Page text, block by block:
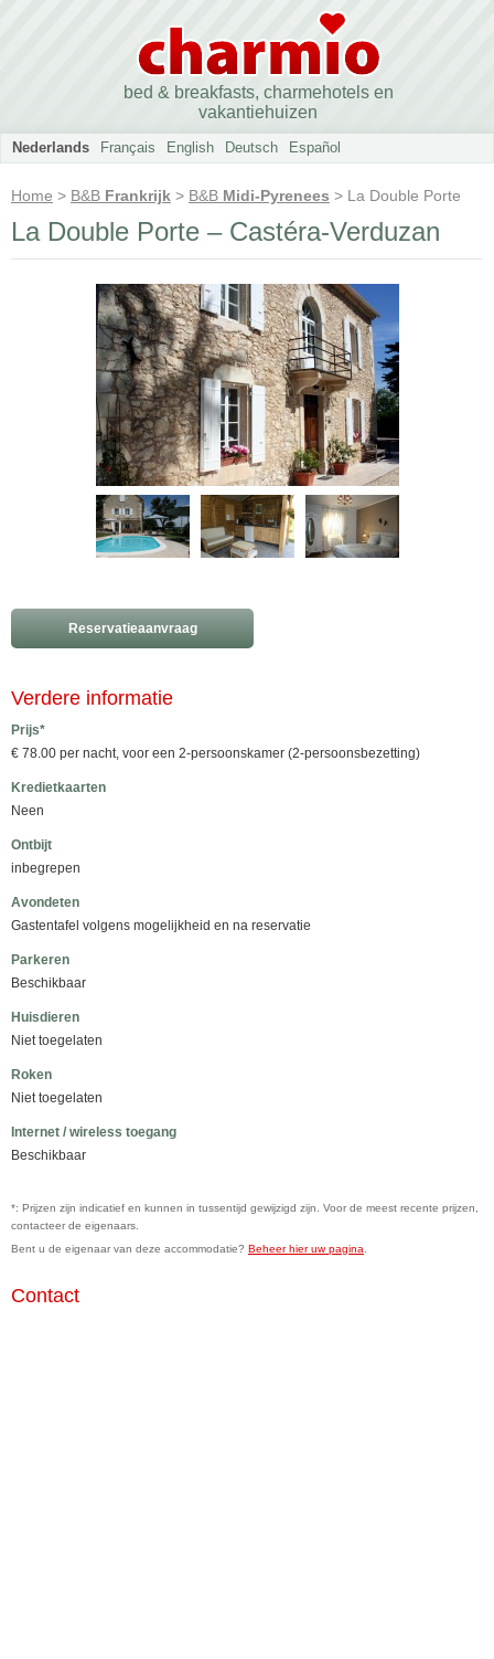
bed & breakfasts, charmehotels en
vakantiehuizen
Nederlands Français English Deutsch Español
Home > B&B Frankrijk > B&B Midi-Pyrenees > La Double Porte
La Double Porte – Castéra-Verduzan
Reservatieaanvraag
Verdere informatie
Prijs*
€ 78.00 per nacht, voor een 2-persoonskamer (2-persoonsbezetting)
Kredietkaarten
Neen
Ontbijt
inbegrepen
Avondeten
Gastentafel volgens mogelijkheid en na reservatie
Parkeren
Beschikbaar
Huisdieren
Niet toegelaten
Roken
Niet toegelaten
Internet / wireless toegang
Beschikbaar
*: Prijzen zijn indicatief en kunnen in tussentijd gewijzigd zijn. Voor de meest recente prijzen,
contacteer de eigenaars.
Bent u de eigenaar van deze accommodatie? Beheer hier uw pagina
Contact